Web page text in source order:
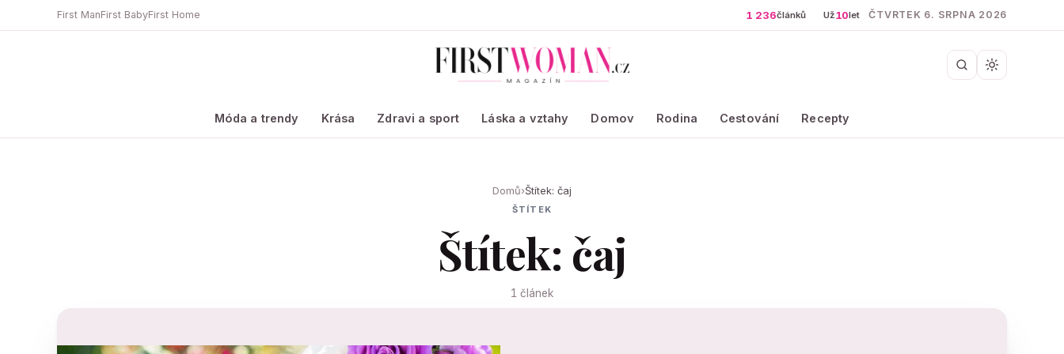
First ManFirst BabyFirst Home 1 236článků Už10let ČTVRTEK 6. SRPNA 2026
Móda a trendy Krása Zdravi a sport Láska a vztahy Domov Rodina Cestování Recepty
Domů›Štítek: čaj
ŠTÍTEK
Štítek: čaj
1 článek